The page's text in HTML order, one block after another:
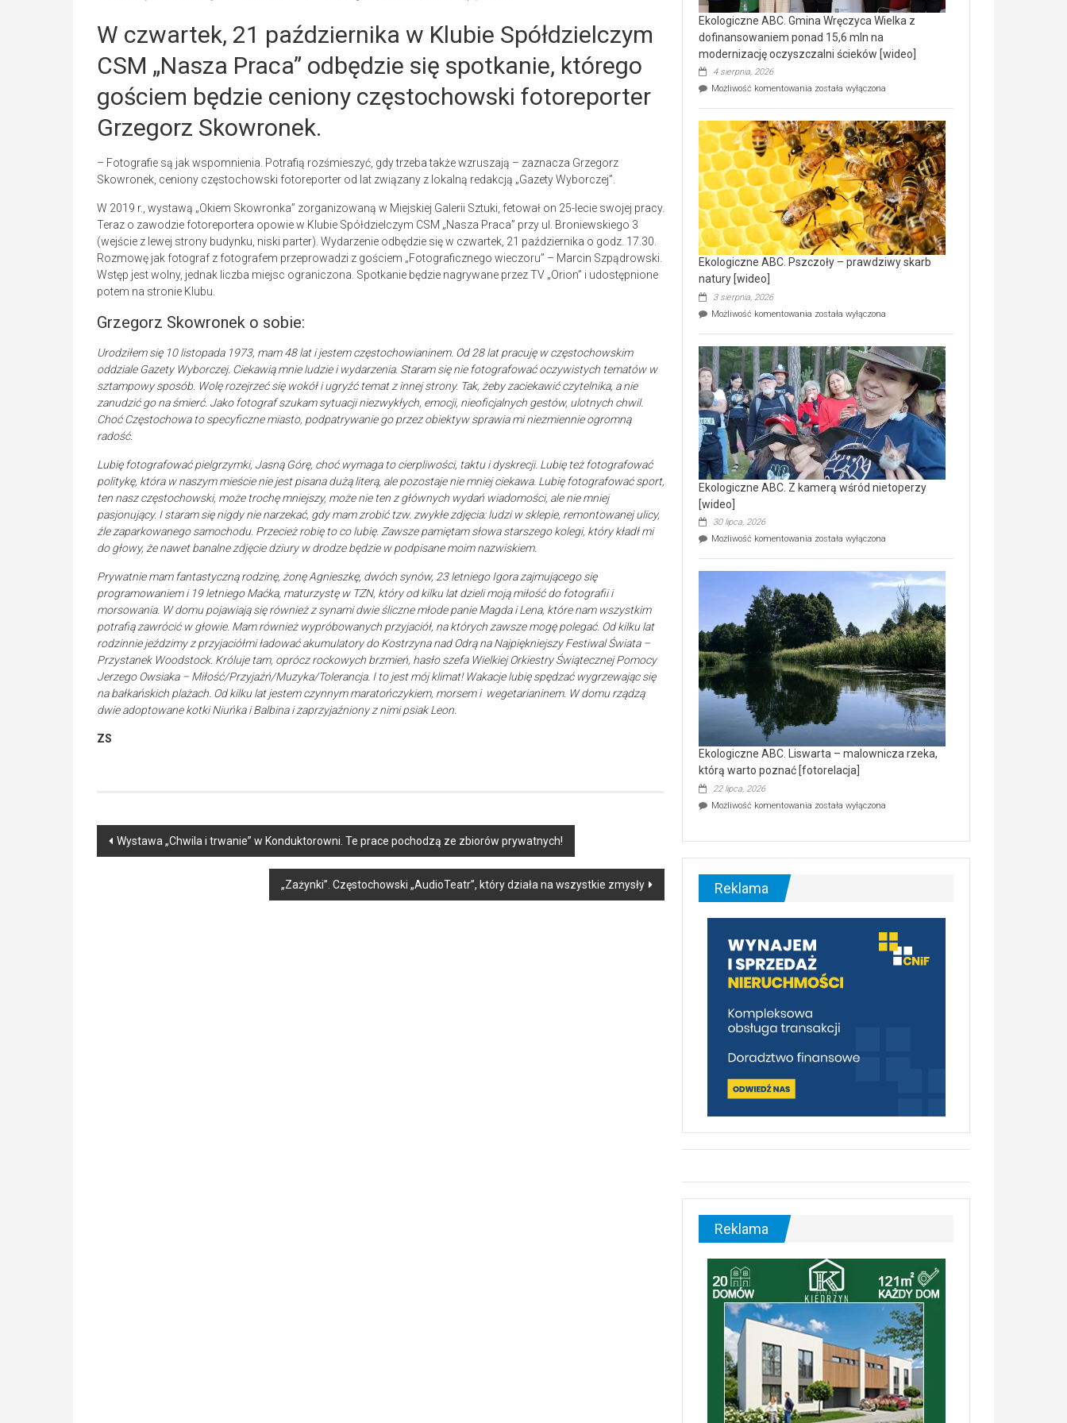
W czwartek, 21 października w Klubie Spółdzielczym
CSM „Nasza Praca” odbędzie się spotkanie, którego
gościem będzie ceniony częstochowski fotoreporter
Grzegorz Skowronek.
– Fotografie są jak wspomnienia. Potrafią rozśmieszyć, gdy trzeba także wzruszają – zaznacza Grzegorz
Skowronek, ceniony częstochowski fotoreporter od lat związany z lokalną redakcją „Gazety Wyborczej”.
W 2019 r., wystawą „Okiem Skowronka” zorganizowaną w Miejskiej Galerii Sztuki, fetował on 25-lecie swojej pracy.
Teraz o zawodzie fotoreportera opowie w Klubie Spółdzielczym CSM „Nasza Praca” przy ul. Broniewskiego 3
(wejście z lewej strony budynku, niski parter). Wydarzenie odbędzie się w czwartek, 21 października o godz. 17.30.
Rozmowę jak fotograf z fotografem przeprowadzi z gościem „Fotograficznego wieczoru” – Marcin Szpądrowski.
Wstęp jest wolny, jednak liczba miejsc ograniczona. Spotkanie będzie nagrywane przez TV „Orion” i udostępnione
potem na stronie Klubu.
Grzegorz Skowronek o sobie:
Urodziłem się 10 listopada 1973, mam 48 lat i jestem częstochowianinem. Od 28 lat pracuję w częstochowskim
oddziale Gazety Wyborczej. Ciekawią mnie ludzie i wydarzenia. Staram się nie fotografować oczywistych tematów w
sztampowy sposób. Wolę rozejrzeć się wokół i ugryźć temat z innej strony. Tak, żeby zaciekawić czytelnika, a nie
zanudzić go na śmierć. Jako fotograf szukam sytuacji niezwykłych, emocji, nieoficjalnych gestów, ulotnych chwil.
Choć Częstochowa to specyficzne miasto, podpatrywanie go przez obiektyw sprawia mi niezmiennie ogromną
radość.
Lubię fotografować pielgrzymki, Jasną Górę, choć wymaga to cierpliwości, taktu i dyskrecji. Lubię też fotografować
politykę, która w naszym mieście nie jest pisana dużą literą, ale pozostaje nie mniej ciekawa. Lubię fotografować sport,
ten nasz częstochowski, może trochę mniejszy, może nie ten z głównych wydań wiadomości, ale nie mniej
pasjonujący. I staram się nigdy nie narzekać, gdy mam zrobić tzw. zwykłe zdjęcia: ludzi w sklepie, remontowanej ulicy,
źle zaparkowanego samochodu. Przecież robię to co lubię. Zawsze pamiętam słowa starszego kolegi, który kładł mi
do głowy, że nawet banalne zdjęcie dziury w drodze będzie w podpisane moim nazwiskiem.
Prywatnie mam fantastyczną rodzinę, żonę Agnieszkę, dwóch synów, 23 letniego Igora zajmującego się
programowaniem i 19 letniego Maćka, maturzystę w TZN, który od kilku lat dzieli moją miłość do fotografii i
morsowania. W domu pojawiają się również z synami dwie śliczne młode panie Magda i Lena, które nam wszystkim
potrafią zawrócić w głowie. Mam również wypróbowanych przyjaciół, na których zawsze mogę polegać. Od kilku lat
rodzinnie jeździmy z przyjaciółmi ładować akumulatory do Kostrzyna nad Odrą na Najpiękniejszy Festiwal Świata –
Przystanek Woodstock. Króluje tam, oprócz rockowych brzmień, hasło szefa Wielkiej Orkiestry Świątecznej Pomocy
Jerzego Owsiaka – Miłość/Przyjaźń/Muzyka/Tolerancja. I to jest mój klimat! Wakacje lubię spędzać wygrzewając się
na bałkańskich plażach. Od kilku lat jestem czynnym maratończykiem, morsem i wegetarianinem. W domu rządzą
dwie adoptowane kotki Niuńka i Balbina i zaprzyjaźniony z nimi psiak Leon.
ZS
Post
Wystawa „Chwila i trwanie” w Konduktorowni. Te prace pochodzą ze zbiorów prywatnych!
„Zażynki”. Częstochowski „AudioTeatr”, który działa na wszystkie zmysły
Ekologiczne ABC. Gmina Wręczyca Wielka z
dofinansowaniem ponad 15,6 mln na
modernizację oczyszczalni ścieków [wideo]
4 sierpnia, 2026
Możliwość komentowania Ekologiczne
Wręczyca
Wielka
z
dofinansowaniem
ponad
15,6
mln
na
modernizację
oczyszczalni
ścieków
[wideo]
została wyłączona
Ekologiczne ABC. Pszczoły – prawdziwy skarb
natury [wideo]
3 sierpnia, 2026
Możliwość komentowania Ekologiczne
–
prawdziwy
skarb
natury
[wideo]
została wyłączona
Ekologiczne ABC. Z kamerą wśród nietoperzy
[wideo]
30 lipca, 2026
Możliwość komentowania Ekologiczne
wśród
nietoperzy
[wideo]
została wyłączona
Ekologiczne ABC. Liswarta – malownicza rzeka,
którą warto poznać [fotorelacja]
22 lipca, 2026
Możliwość komentowania Ekologiczne
–
malownicza
[fotorelacja]
została wyłączona
Reklama
Reklama